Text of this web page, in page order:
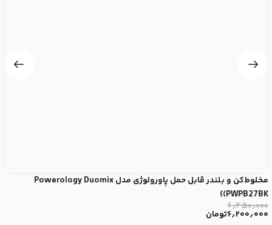
مخلوط‌کن و بلندر قابل حمل پاورولوژی مدل Powerology Duomix
(PWPB27BK)
۶٫۴۵۰٫۰۰۰
۶٫۲۰۰٫۰۰۰تومان